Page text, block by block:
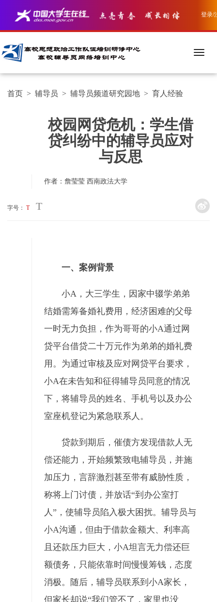
登录/
首页 > 辅导员 > 辅导员频道研究园地 > 育人经验
校园网贷危机：学生借
贷纠纷中的辅导员应对
与反思
作者：詹莹莹 西南政法大学
字号： T T
一、案例背景
小A，大三学生，因家中辍学弟弟
结婚需筹备婚礼费用，经济困难的父母
一时无力负担，作为哥哥的小A通过网
贷平台借贷二十万元作为弟弟的婚礼费
用。为通过审核及应对网贷平台要求，
小A在未告知和征得辅导员同意的情况
下，将辅导员的姓名、手机号以及办公
室座机登记为紧急联系人。
贷款到期后，催债方发现借款人无
偿还能力，开始频繁致电辅导员，并施
加压力，言辞激烈甚至带有威胁性质，
称将上门讨债，并放话“到办公室打
人”，使辅导员陷入极大困扰。辅导员与
小A沟通，但由于借款金额大、利率高
且还款压力巨大，小A坦言无力偿还巨
额债务，只能依靠时间慢慢筹钱，态度
消极。随后，辅导员联系到小A家长，
但家长却说“我们管不了，家里也没